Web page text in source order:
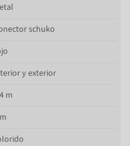
schuko
y exterior
m